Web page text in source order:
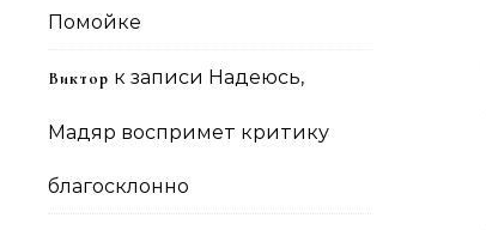
Помойке
Виктор к записи Надеюсь,
Мадяр воспримет критику
благосклонно